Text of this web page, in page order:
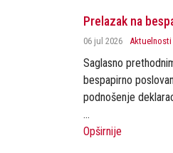
Prelazak na
06 jul 2026 Aktuelnosti
Saglasno
bespapirno
podnošenje
...
Opširnije